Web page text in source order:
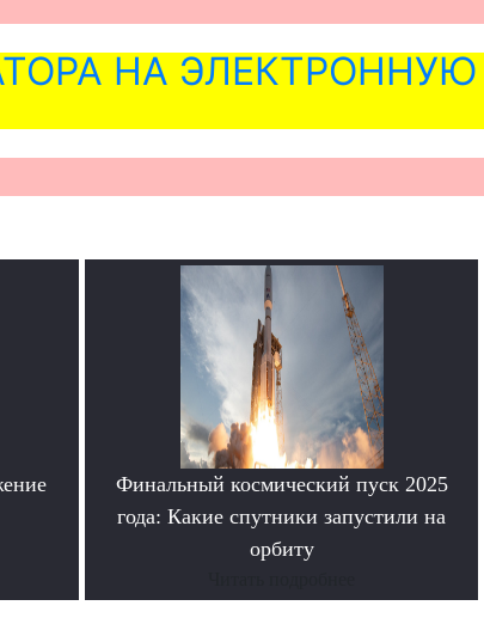
НА ЭЛЕКТРОННУЮ
Финальный космический пуск 2025
года: Какие спутники запустили на
орбиту